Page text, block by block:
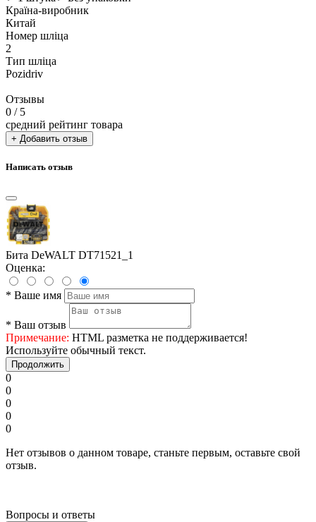
Країна-виробник
Китай
Номер шліца
2
Тип шліца
Pozidriv
Отзывы
0 / 5
средний рейтинг товара
+ Добавить отзыв
Написать отзыв
Бита DeWALT DT71521_1
Оценка:
* Ваше имя
* Ваш отзыв
Примечание: HTML разметка не поддерживается!
Используйте обычный текст.
Продолжить
0
0
0
0
0
Нет отзывов о данном товаре, станьте первым, оставьте свой
отзыв.
Вопросы и ответы